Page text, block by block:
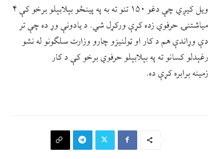
ویل کیږي چې دغو ۱۵۰ تنو ته به په پینځو بېلابېلو برخو کې ۴
میاشتنۍ حرفوي زده کړې ورکړل شي. د یادونې وړ ده چې تر
دې وړاندې هم د کار او ټولنیزو چارو وزارت سلګونو له نشو
رغېدلو کسانو ته په بېلابېلو حرفوي برخو کې د کار
زمینه برابره کړې ده.